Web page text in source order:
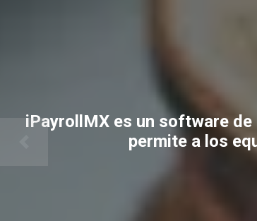
iPayrollMX es un software
permite a los